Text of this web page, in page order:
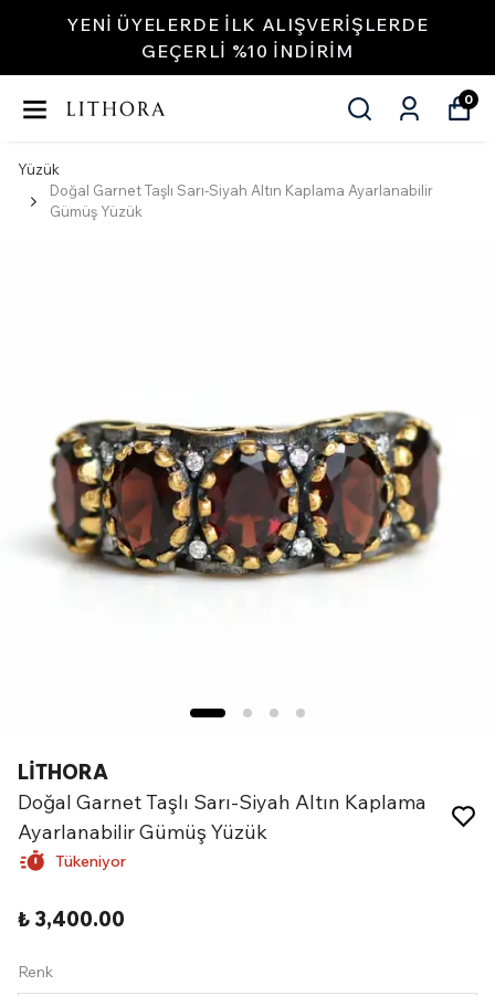
YENI ÜYELERDE İLK ALIŞVERIŞLERDE
GEÇERLI %10 INDIRIM
0
Yüzük
Doğal Garnet Taşlı Sarı-Siyah Altın Kaplama Ayarlanabilir
Gümüş Yüzük
LİTHORA
Doğal Garnet Taşlı Sarı-Siyah Altın Kaplama
Ayarlanabilir Gümüş Yüzük
Tükeniyor
₺ 3,400.00
Renk